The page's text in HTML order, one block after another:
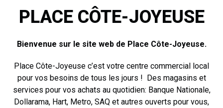
PLACE CÔTE-JOYEUSE
Bienvenue sur le site web de Place Côte-Joyeuse.
Place Côte-Joyeuse c’est votre centre commercial local
pour vos besoins de tous les jours ! Des magasins et
services pour vos achats au quotidien: Banque Nationale,
Dollarama, Hart, Metro, SAQ et autres ouverts pour vous,